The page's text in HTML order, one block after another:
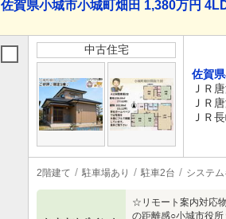
佐賀県小城市小城町畑田 1,380万円
中古住宅
佐賀
ＪＲ
ＪＲ
ＪＲ
2階建て 駐車場あり 駐車2台 システ
☆リモート案内対応
の距離感○小城市役